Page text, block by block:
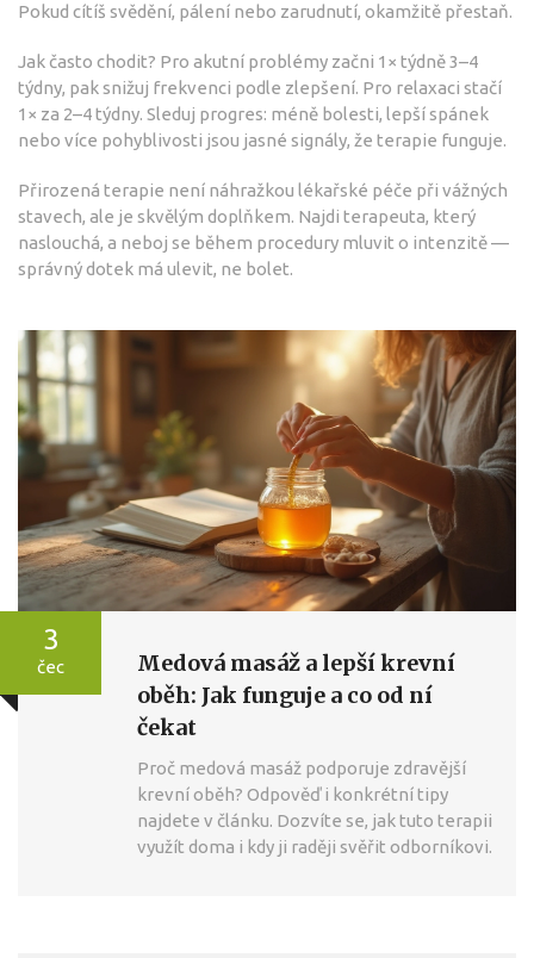
Pokud cítíš svědění, pálení nebo zarudnutí, okamžitě přestaň.
Jak často chodit? Pro akutní problémy začni 1× týdně 3–4
týdny, pak snižuj frekvenci podle zlepšení. Pro relaxaci stačí
1× za 2–4 týdny. Sleduj progres: méně bolesti, lepší spánek
nebo více pohyblivosti jsou jasné signály, že terapie funguje.
Přirozená terapie není náhražkou lékařské péče při vážných
stavech, ale je skvělým doplňkem. Najdi terapeuta, který
naslouchá, a neboj se během procedury mluvit o intenzitě —
správný dotek má ulevit, ne bolet.
3
čec
Medová masáž a lepší krevní
oběh: Jak funguje a co od ní
čekat
Proč medová masáž podporuje zdravější
krevní oběh? Odpověď i konkrétní tipy
najdete v článku. Dozvíte se, jak tuto terapii
využít doma i kdy ji raději svěřit odborníkovi.